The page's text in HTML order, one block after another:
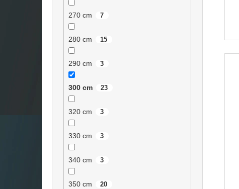
270 cm 7
280 cm 15
290 cm 3
300 cm 23
320 cm 3
330 cm 3
340 cm 3
350 cm 20